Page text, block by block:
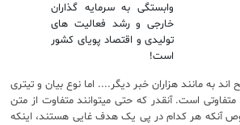
وابستگی به سرمایه گذاران
خارجی و رشد فعالیت های
تولیدی و اقتصاد پویای کشور
است!
به مانند هزاران خبر دیگر.... اما نوع بیان و تیتری
است. آنقدر که حتی میتوانند متفاوت از متن
آنکه هر کدام در پی یک هدف غایی هستند، اینکه